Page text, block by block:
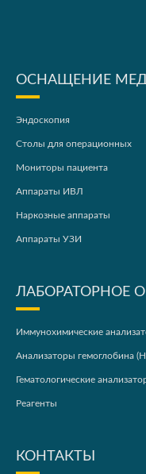
ОСНАЩЕНИЕ
Эндоскопия
Столы для операционных
Мониторы пациента
Аппараты ИВЛ
Наркозные аппараты
Аппараты УЗИ
ЛАБОРАТОРНОЕ
Иммунохимические
Анализаторы гемоглобина
Гематологические
Реагенты
КОНТАКТЫ